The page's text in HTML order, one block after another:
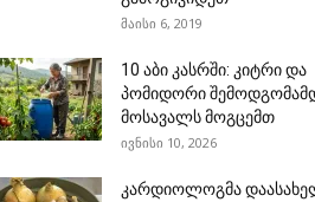
მაისი 6, 2019
10 აბი კასრში: კიტრი და
პომიდორი
მოსავალს მოგცემთ
ივნისი 10, 2026
კარდიოლოგმა